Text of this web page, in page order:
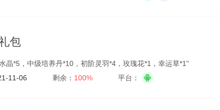
包
晶*5，中级培养丹*10，初阶灵羽*4，玫瑰花*1，幸运草*1"
11-06 剩余： 100% 平台：